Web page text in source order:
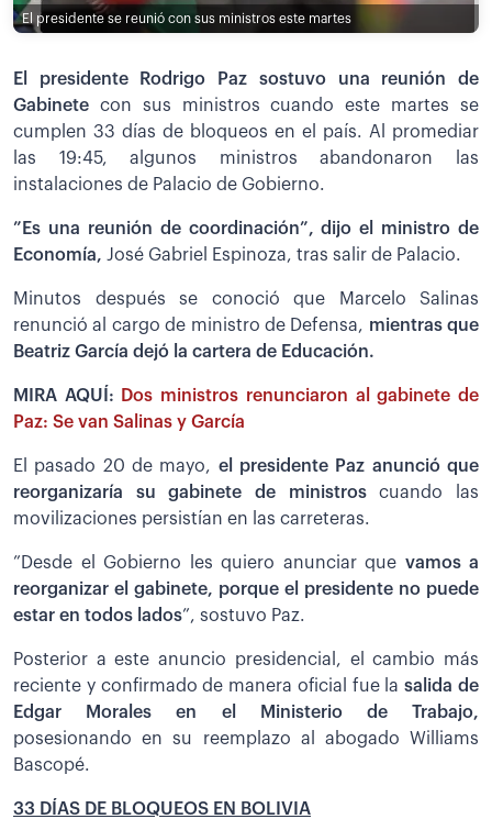
El presidente se reunió con sus ministros este martes
El presidente Rodrigo Paz sostuvo una reunión de
Gabinete con sus ministros cuando este martes se
cumplen 33 días de bloqueos en el país. Al promediar
las 19:45, algunos ministros abandonaron las
instalaciones de Palacio de Gobierno.
”Es una reunión de coordinación”, dijo el ministro de
Economía, José Gabriel Espinoza, tras salir de Palacio.
Minutos después se conoció que Marcelo Salinas
renunció al cargo de ministro de Defensa, mientras que
Beatriz García dejó la cartera de Educación.
MIRA AQUÍ:
Dos ministros renunciaron al gabinete de
Paz: Se van Salinas y García
El pasado 20 de mayo, el presidente Paz anunció que
reorganizaría su gabinete de ministroscuando las
movilizaciones persistían en las carreteras.
”Desde el Gobierno les quiero anunciar que vamos a
reorganizar el gabinete, porque el presidente no puede
estar en todos lados”, sostuvo Paz.
Posterior a este anuncio presidencial, el cambio más
reciente y confirmado de manera oficial fue lasalida de
Edgar Morales en el Ministerio de Trabajo,
posesionando en su reemplazo al abogado Williams
Bascopé.
33 DÍAS DE BLOQUEOS EN BOLIVIA